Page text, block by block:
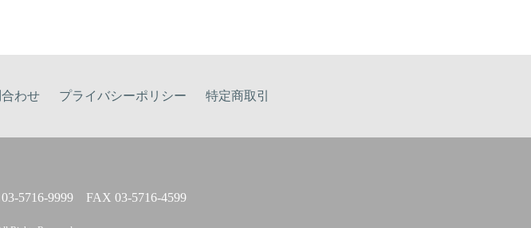
わせ プライバシーポリシー 特定商取引
5716-9999 FAX 03-5716-4599